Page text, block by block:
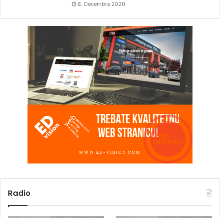
8. Decembra 2020.
Radio